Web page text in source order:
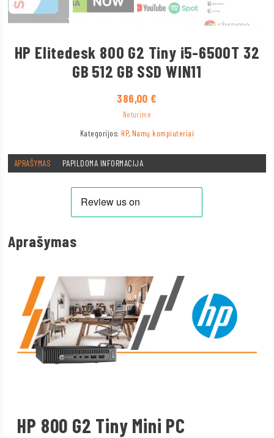
HP Elitedesk 800 G2 Tiny i5-6500T 32
GB 512 GB SSD WIN11
386,00€
Neturime
Kategorijos: HP, Namų kompiuteriai
APRAŠYMAS PAPILDOMA INFORMACIJA
Aprašymas
HP 800 G2 Tiny Mini PC